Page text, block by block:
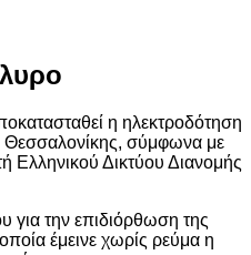
η ηλεκτροδότηση
Θεσσαλονίκης, σύμφωνα με
Ελληνικού Δικτύου Διανομής
για την επιδιόρθωση της
έμεινε χωρίς ρεύμα η